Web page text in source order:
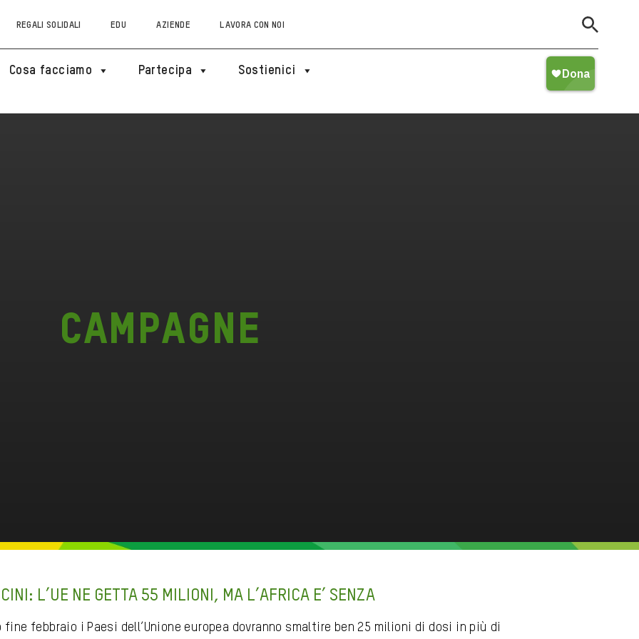
REGALI SOLIDALI EDU AZIENDE LAVORA CON NOI
Cosa facciamo Partecipa Sostienici
Campagne
L’UE NE GETTA 55 MILIONI, MA L’AFRICA E’ SENZA
fine febbraio i Paesi dell’Unione europea dovranno smaltire ben 25 milioni di dosi in più di